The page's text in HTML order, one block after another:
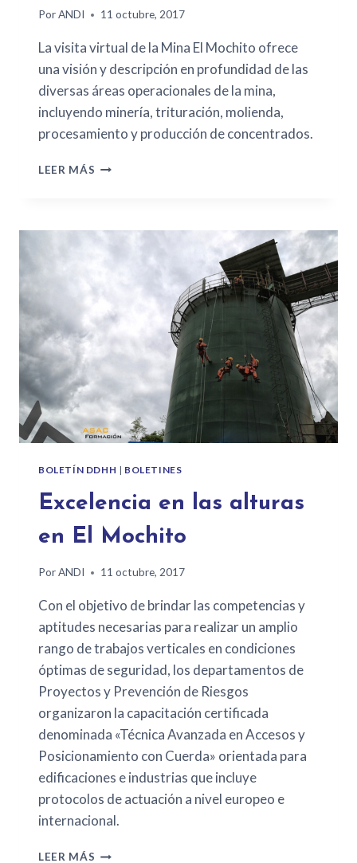
PorANDI 11 octubre, 2017
La visita virtual de la Mina El Mochito ofrece
una visión y descripción en profundidad de las
diversas áreas operacionales de la mina,
incluyendo minería, trituración, molienda,
procesamiento y producción de concentrados.
LEER MÁS
BOLETÍN DDHH | BOLETINES
Excelencia en las alturas
en El Mochito
PorANDI 11 octubre, 2017
Con el objetivo de brindar las competencias y
aptitudes necesarias para realizar un amplio
rango de trabajos verticales en condiciones
óptimas de seguridad, los departamentos de
Proyectos y Prevención de Riesgos
organizaron la capacitación certificada
denominada «Técnica Avanzada en Accesos y
Posicionamiento con Cuerda» orientada para
edificaciones e industrias que incluye
protocolos de actuación a nivel europeo e
internacional.
LEER MÁS